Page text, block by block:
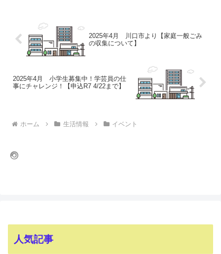
2025年4月 川口市より【家庭一般ごみ
の収集について】
2025年4月 小学生募集中！学芸員の仕
事にチャレンジ！【申込R7 4/22まで】
ホーム 生活情報 イベント
人気記事